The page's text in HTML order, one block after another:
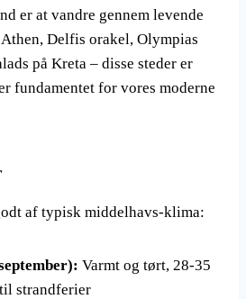
er at vandre gennem levende
Delfis orakel, Olympias
på Kreta – disse steder er
fundamentet for vores moderne
af typisk middelhavs-klima:
Varmt og tørt, 28-35
strandferier